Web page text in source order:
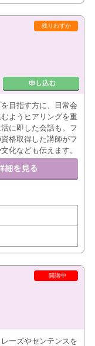
残りわずか
目指す方に、日常会
ようヒアリングを重
に即した会話も。フ
格取得した講師がフ
化なども伝えます。
開講中
ーズやセンテンスを